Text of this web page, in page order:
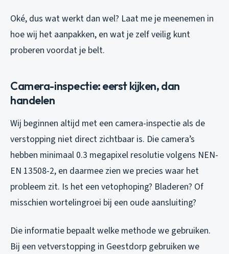
Oké, dus wat werkt dan wel? Laat me je meenemen in
hoe wij het aanpakken, en wat je zelf veilig kunt
proberen voordat je belt.
Camera-inspectie: eerst kijken, dan
handelen
Wij beginnen altijd met een camera-inspectie als de
verstopping niet direct zichtbaar is. Die camera’s
hebben minimaal 0.3 megapixel resolutie volgens NEN-
EN 13508-2, en daarmee zien we precies waar het
probleem zit. Is het een vetophoping? Bladeren? Of
misschien wortelingroei bij een oude aansluiting?
Die informatie bepaalt welke methode we gebruiken.
Bij een vetverstopping in Geestdorp gebruiken we